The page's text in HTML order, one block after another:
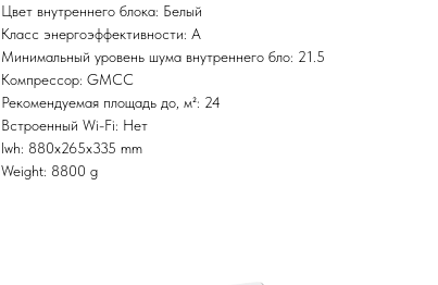
Цвет внутреннего блока: Белый
Класс энергоэффективности: A
Минимальный уровень шума внутреннего бло: 21.5
Компрессор: GMCC
Рекомендуемая площадь до, м²: 24
Встроенный Wi-Fi: Нет
lwh: 880x265x335 mm
Weight: 8800 g